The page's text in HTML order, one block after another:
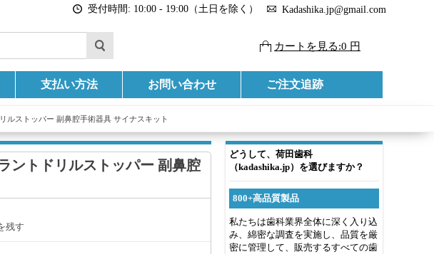
受付時間: 10:00 - 19:00（土日を除く） Kadashika.jp@gmail.com
カートを見る:0 円
支払い方法 お問い合わせ ご注文追跡
ルストッパー 副鼻腔手術器具 サイナスキット
どうして、荷田歯科
（kadashika.jp）を選びますか？
800+高品質製品
私たちは歯科業界全体に深く入り込
み、綿密な調査を実施し、品質を厳
密に管理して、販売するすべての歯
ントドリルストッパー 副鼻腔
残す